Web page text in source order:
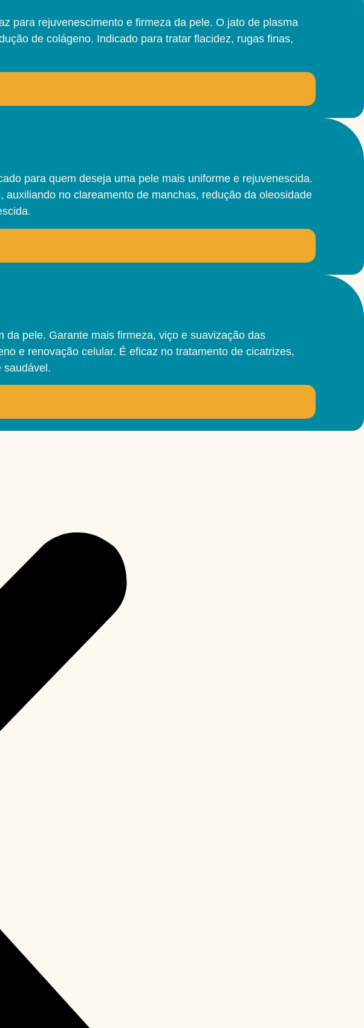
para rejuvenescimento e firmeza da pele. O jato de plasma
de colágeno. Indicado para tratar flacidez, rugas finas,
para quem deseja uma pele mais uniforme e rejuvenescida.
no clareamento de manchas, redução da oleosidade
pele. Garante mais firmeza, viço e suavização das
e renovação celular. É eficaz no tratamento de cicatrizes,
saudável.